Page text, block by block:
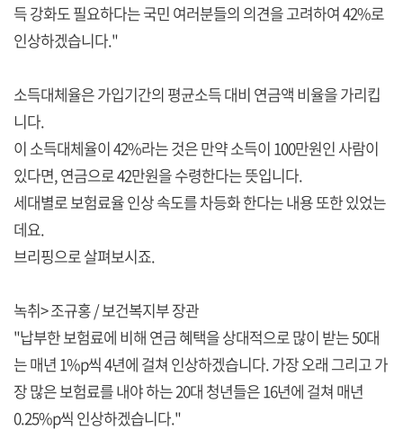
득 강화도 필요하다는 국민 여러분들의 의견을 고려하여 42%로
인상하겠습니다."
소득대체율은 가입기간의 평균소득 대비 연금액 비율을 가리킵
니다.
이 소득대체율이 42%라는 것은 만약 소득이 100만원인 사람이
있다면, 연금으로 42만원을 수령한다는 뜻입니다.
세대별로 보험료율 인상 속도를 차등화 한다는 내용 또한 있었는
데요.
브리핑으로 살펴보시죠.
녹취> 조규홍 / 보건복지부 장관
"납부한 보험료에 비해 연금 혜택을 상대적으로 많이 받는 50대
는 매년 1%p씩 4년에 걸쳐 인상하겠습니다. 가장 오래 그리고 가
장 많은 보험료를 내야 하는 20대 청년들은 16년에 걸쳐 매년
0.25%p씩 인상하겠습니다."